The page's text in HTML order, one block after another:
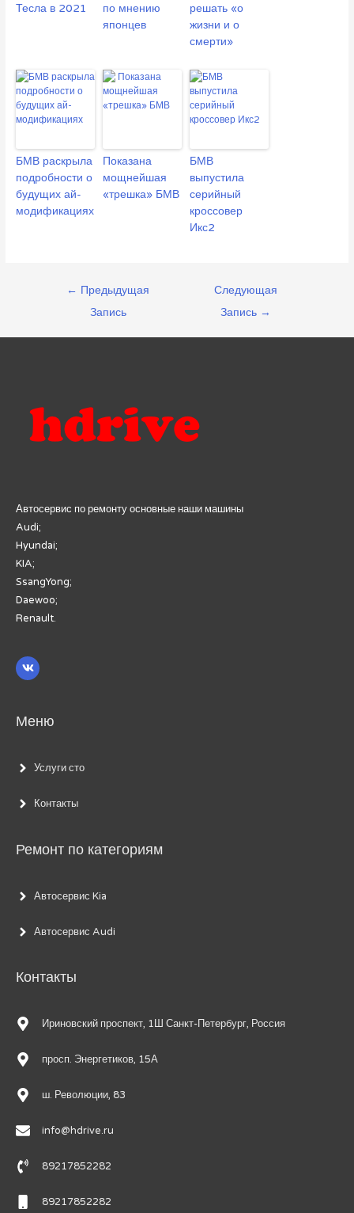
Тесла в 2021
по мнению
японцев
решать «о
жизни и о
смерти»
БМВ раскрыла
подробности о
будущих ай-
модификациях
Показана
мощнейшая
«трешка» БМВ
БМВ
выпустила
серийный
кроссовер
Икс2
Навигация
записям
← Предыдущая
Запись
Следующая
Запись →
Автосервис по ремонту основные наши машины
Audi;
Hyundai;
KIA;
SsangYong;
Daewoo;
Renault.
Меню
Услуги сто
Контакты
Ремонт по категориям
Автосервис Kia
Автосервис Audi
Контакты
Ириновский проспект, 1Ш Санкт-Петербург, Россия
просп. Энергетиков, 15А
ш. Революции, 83
info@hdrive.ru
89217852282
89217852282